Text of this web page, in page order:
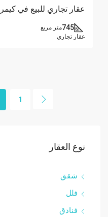
745متر مربع
عقار تجاري
1
نوع العقار
شقق
فلل
فنادق